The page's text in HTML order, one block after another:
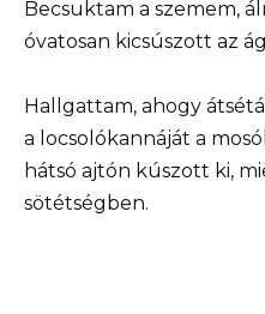
Becsuktam a szemem,
óvatosan kicsúszott az
Hallgattam, ahogy
a locsolókannáját a
hátsó ajtón kúszott ki,
sötétségben.